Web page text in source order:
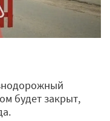
будет закрыт,